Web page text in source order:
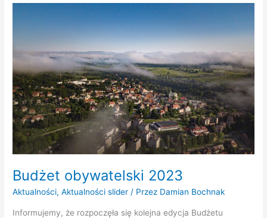
Budżet obywatelski 2023
Aktualności,Aktualności slider / Przez Damian Bochnak
Informujemy, że rozpoczęła się kolejna edycja Budżetu
obywatelski